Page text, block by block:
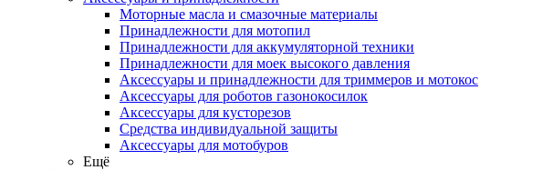
Моторные масла и смазочные материалы
Принадлежности для мотопил
Принадлежности для аккумуляторной техники
Принадлежности для моек высокого давления
Аксессуары и принадлежности для триммеров и мотокос
Аксессуары для роботов газонокосилок
Аксессуары для кусторезов
Средства индивидуальной защиты
Аксессуары для мотобуров
Ещё